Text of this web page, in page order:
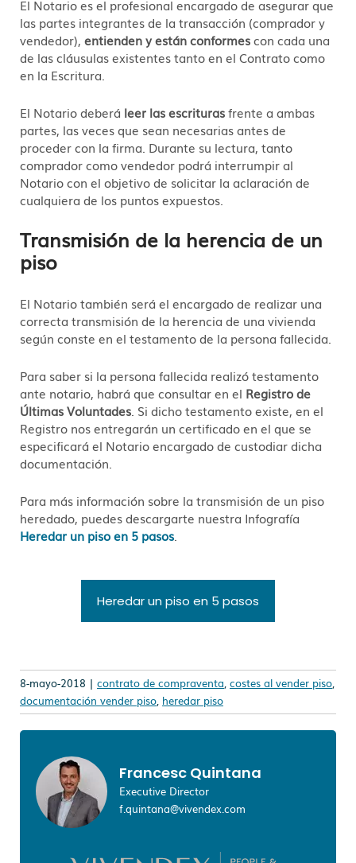
El Notario es el profesional encargado de asegurar que
las partes integrantes de la transacción (comprador y
vendedor), entienden y están conformescon cada una
de las cláusulas existentes tanto en el Contrato como
en la Escritura.
El Notario deberá leer las escriturasfrente a ambas
partes, las veces que sean necesarias antes de
proceder con la firma. Durante su lectura, tanto
comprador como vendedor podrá interrumpir al
Notario con el objetivo de solicitar la aclaración de
cualquiera de los puntos expuestos.
Transmisión de la herencia de un
piso
El Notario también será el encargado de realizar una
correcta transmisión de la herencia de una vivienda
según conste en el testamento de la persona fallecida.
Para saber si la persona fallecida realizó testamento
ante notario, habrá que consultar en el Registro de
Últimas Voluntades . Si dicho testamento existe, en el
Registro nos entregarán un certificado en el que se
especificará el Notario encargado de custodiar dicha
documentación.
Para más información sobre la transmisión de un piso
heredado, puedes descargarte nuestra Infografía
Heredar un piso en 5 pasos
Heredar un piso en 5 pasos
8-mayo-2018 | contrato de compraventa, costes al vender piso,
documentación vender piso, heredar piso
Francesc Quintana
Executive Director
f.quintana@vivendex.com